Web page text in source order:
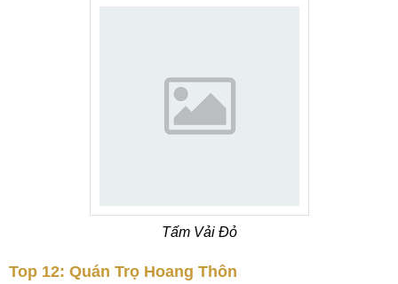
Tấm Vải Đỏ
Top 12: Quán Trọ Hoang Thôn